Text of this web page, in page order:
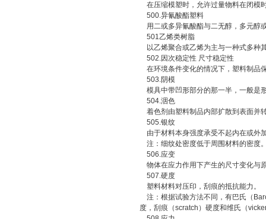
在压缩模塑时，允许过量物料在闭模
500.异氰酸酯塑料
用二或多异氰酸酯与二无醇，多元醇
501乙烯类树脂
以乙烯聚合或乙烯为主与一种式多种
502.因次稳定性 尺寸稳定性
在环境条件变化的情况下，塑料制品
503.阴模
模具中带凹形部分的那一半，一般是
504.洇色
着色剂由塑料制品内部扩散到表面并
505.银纹
由于材料本身强度承受不起内在或外
注：细纹处密度低于周围材料的密度
506.应变
物体在应力作用下产生的尺寸变化与
507.硬度
塑料材料对压印，刮痕的抵抗能力。
注：根据试验方法不同，有巴氏（
度，刮痕（scratch）硬度和维氏（